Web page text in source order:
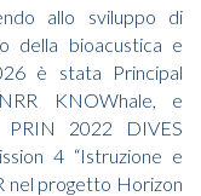
allo sviluppo di
della bioacustica e
è stata Principal
KNOWhale, e
PRIN 2022 DIVES
4 “Istruzione e
nel progetto Horizon